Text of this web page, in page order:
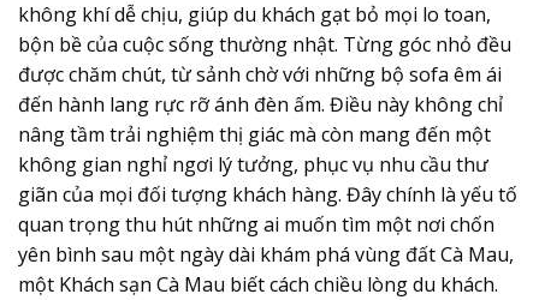
không khí dễ chịu, giúp du khách gạt bỏ mọi lo toan,
bộn bề của cuộc sống thường nhật. Từng góc nhỏ đều
được chăm chút, từ sảnh chờ với những bộ sofa êm ái
đến hành lang rực rỡ ánh đèn ấm. Điều này không chỉ
nâng tầm trải nghiệm thị giác mà còn mang đến một
không gian nghỉ ngơi lý tưởng, phục vụ nhu cầu thư
giãn của mọi đối tượng khách hàng. Đây chính là yếu tố
quan trọng thu hút những ai muốn tìm một nơi chốn
yên bình sau một ngày dài khám phá vùng đất Cà Mau,
một Khách sạn Cà Mau biết cách chiều lòng du khách.